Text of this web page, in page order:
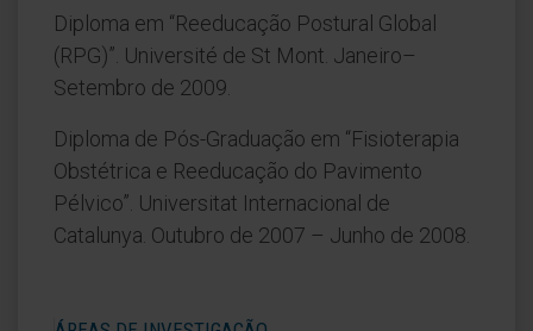
Diploma em “Reeducação Postural Global
(RPG)”. Université de St Mont. Janeiro–
Setembro de 2009.
Diploma de Pós-Graduação em “Fisioterapia
Obstétrica e Reeducação do Pavimento
Pélvico”. Universitat Internacional de
Catalunya. Outubro de 2007 – Junho de 2008.